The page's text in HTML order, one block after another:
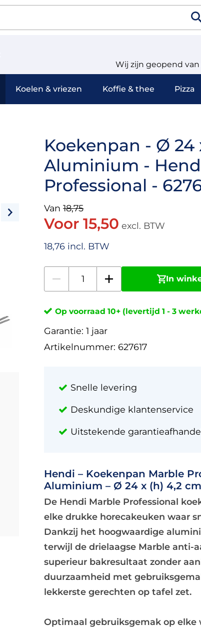
Wij zijn geopend van
Koelen & vriezen Koffie & thee Pizza
Koekenpan - Ø 24
Aluminium -
Professional -
Van 18,75
Voor 15,50 excl. BTW
18,76 incl. BTW
In
Op voorraad 10+ (levertijd 1 - 3
Garantie: 1 jaar
Artikelnummer: 627617
Snelle levering
Deskundige klantenservice
Uitstekende
Hendi – Koekenpan Marble
Aluminium – Ø 24 x (h) 4,2 cm
De Hendi Marble Professional
elke drukke horecakeuken waar
Dankzij het hoogwaardige
terwijl de drielaagse Marble anti-
superieur bakresultaat zonder
duurzaamheid met
lekkerste gerechten op tafel zet.
Optimaal gebruiksgemak op elke